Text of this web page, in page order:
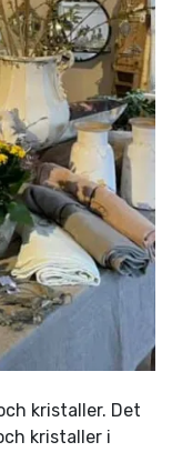
kristaller. Det
kristaller i